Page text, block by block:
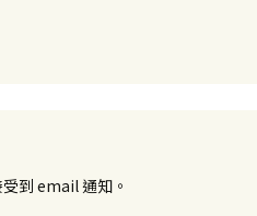
到 email 通知。